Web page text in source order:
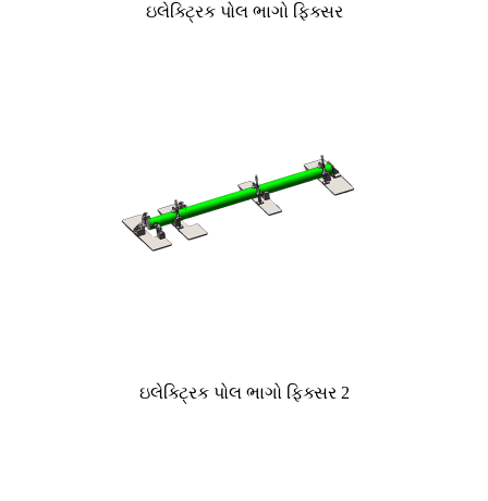
ઇલેક્ટ્રિક પોલ ભાગો ફિક્સર
ઇલેક્ટ્રિક પોલ ભાગો ફિક્સર 2